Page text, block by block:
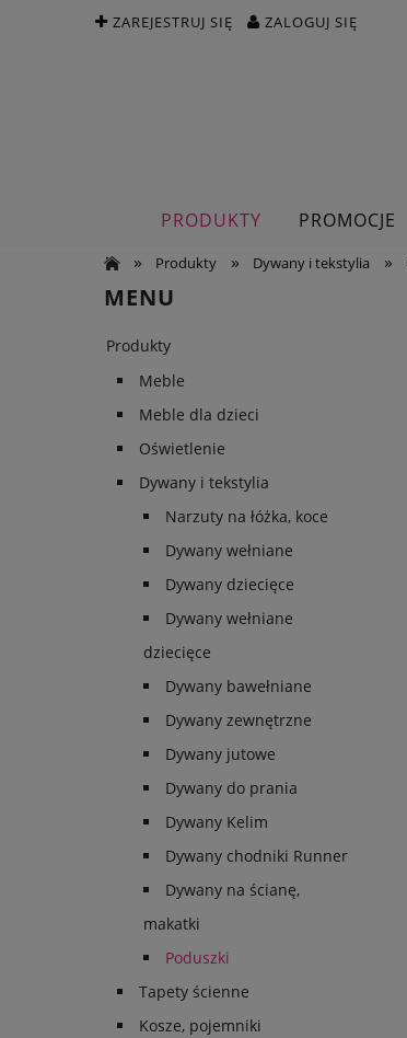
ZAREJESTRUJ SIĘ ZALOGUJ SIĘ
PRODUKTY PROMOCJE
»
Produkty » Dywany i tekstylia »
MENU
Produkty
Meble
Meble dla dzieci
Oświetlenie
Dywany i tekstylia
Narzuty na łóżka, koce
Dywany wełniane
Dywany dziecięce
Dywany wełniane
dziecięce
Dywany bawełniane
Dywany zewnętrzne
Dywany jutowe
Dywany do prania
Dywany Kelim
Dywany chodniki Runner
Dywany na ścianę,
makatki
Poduszki
Tapety ścienne
Kosze, pojemniki